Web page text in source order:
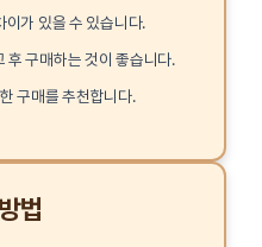
이가 있을 수 있습니다.
후 구매하는 것이 좋습니다.
구매를 추천합니다.
법